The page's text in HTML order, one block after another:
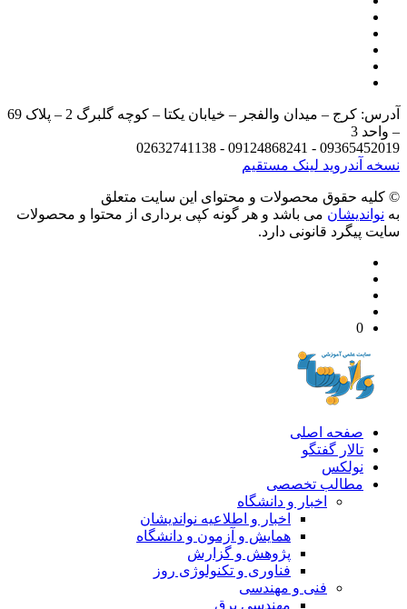
آدرس: کرج – میدان والفجر – خیابان یکتا – کوچه گلبرگ 2 – پلاک 69
3
09365452019 - 09124868241 -
آندرویدلینک مستقیم
حقوق محصولات و محتوای اين سایت متعلق
می باشد و هر گونه کپی برداری از محتوا و محصولات
پیگرد قانونی دارد.
صفحه اصلی
تالار گفتگو
نولکس
مطالب تخصصی
اخبار و دانشگاه
اخبار و اطلاعیه نواندیشان
همایش و آزمون و دانشگاه
پژوهش و گزارش
فناوری و تکنولوژی روز
فنی و مهندسی
مهندسی برق